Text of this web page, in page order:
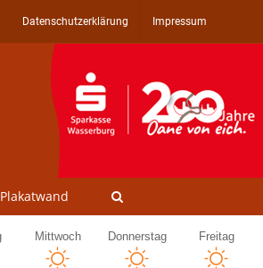
Datenschutzerklärung Impressum
Plakatwand